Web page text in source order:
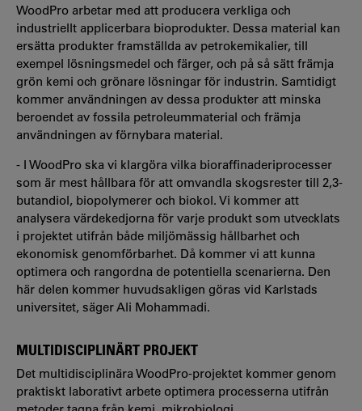
WoodPro arbetar med att producera verkliga och
industriellt applicerbara bioprodukter. Dessa material kan
ersätta produkter framställda av petrokemikalier, till
exempel lösningsmedel och färger, och på så sätt främja
grön kemi och grönare lösningar för industrin. Samtidigt
kommer användningen av dessa produkter att minska
beroendet av fossila petroleummaterial och främja
användningen av förnybara material.
- I WoodPro ska vi klargöra vilka bioraffinaderiprocesser
som är mest hållbara för att omvandla skogsrester till 2,3-
butandiol, biopolymerer och biokol. Vi kommer att
analysera värdekedjorna för varje produkt som utvecklats
i projektet utifrån både miljömässig hållbarhet och
ekonomisk genomförbarhet. Då kommer vi att kunna
optimera och rangordna de potentiella scenarierna. Den
här delen kommer huvudsakligen göras vid Karlstads
universitet, säger Ali Mohammadi.
MULTIDISCIPLINÄRT PROJEKT
Det multidisciplinära WoodPro-projektet kommer genom
praktiskt laborativt arbete optimera processerna utifrån